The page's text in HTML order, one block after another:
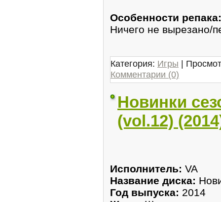
Особенности репака:
Ничего не вырезано/
Категория: Игры |
Комментарии (0)
Новинки
(vol.12)
Исполнитель: VA
Название диска:
Год выпуска: 2014